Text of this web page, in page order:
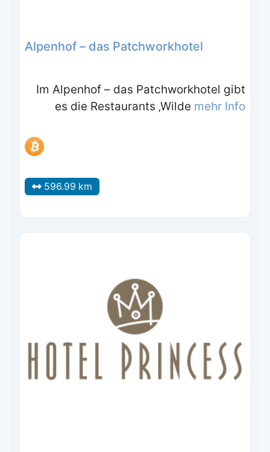
Alpenhof – das Patchworkhotel
Im Alpenhof – das Patchworkhotel gibt
es die Restaurants ‚Wilde mehr Info
596.99 km